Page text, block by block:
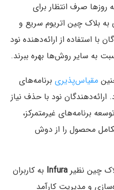
روزها صرف انتظار برای
بلاک چین اتریوم سریع و
با استفاده از ارائه‌دهنده نود
به سایر روش‌ها بهره ببرند.
مقیاس‌پذیری برنامه‌های
ارائه‌دهندگان نود با حذف نیاز
برنامه‌های غیرمتمرکز،
محصول را از دوش
چین نظیر Infura به کاربران
و مدیریت کارآمد